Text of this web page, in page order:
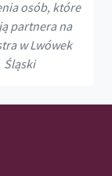
osób, które
partnera na
w Lwówek
Śląski